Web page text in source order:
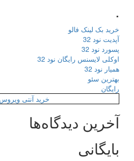
.
خرید بک لینک فالو
آپدیت نود 32
پسورد نود 32
اوکلی لایسنس رایگان نود 32
همیار نود 32
بهترین سئو
رایگان
خرید آنتی ویروس
آخرین دیدگاه‌ها
بایگانی